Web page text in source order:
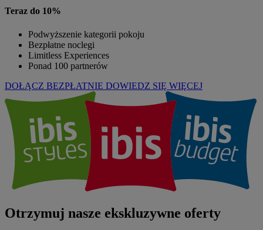
Teraz do 10%
Podwyższenie kategorii pokoju
Bezpłatne noclegi
Limitless Experiences
Ponad 100 partnerów
DOŁĄCZ BEZPŁATNIE DOWIEDZ SIĘ WIĘCEJ
Otrzymuj nasze ekskluzywne oferty